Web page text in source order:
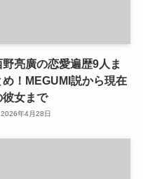
野亮廣の恋愛遍歴9人ま
め！MEGUMI説から現在
彼女まで
2026年4月28日